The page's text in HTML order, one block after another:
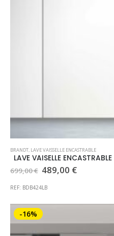
BRANDT, LAVE VAISSELLE ENCASTRABLE
699,00€ Le
initial
699,00 €.
489,00 €Le
489,00 €.
REF: BDB424LB
-16%